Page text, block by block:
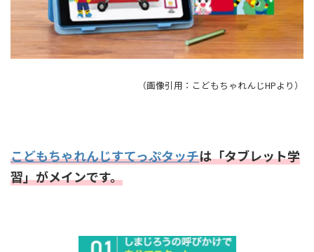
（画像引用：こどもちゃれんじHPより）
こどもちゃれんじすてっぷタッチは「タブレット学
習」がメインです。